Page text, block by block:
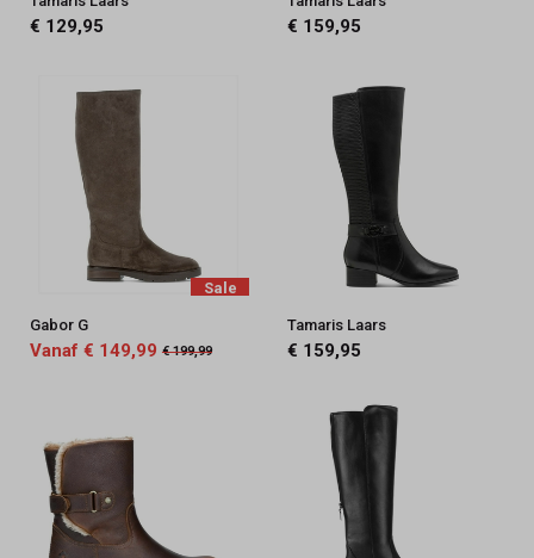
€ 129,95 € 159,95
Sale
Gabor G
Vanaf € 149,99 € 199,99
Tamaris Laars
€ 159,95